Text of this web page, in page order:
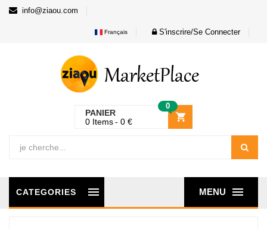
info@ziaou.com
Français S'inscrire/Se Connecter
PANIER
0
0 Items 0 €
MENU
CATEGORIES